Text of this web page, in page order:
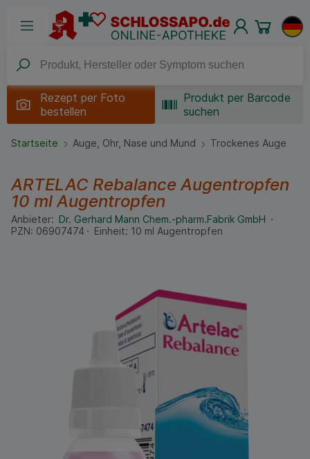
Rezept per Foto
bestellen
Produkt per Barcode
suchen
Startseite Auge, Ohr, Nase und Mund Trockenes Auge
ARTELAC Rebalance Augentropfen
10 mlAugentropfen
Anbieter: Dr. Gerhard Mann Chem.-pharm.Fabrik GmbH
PZN: 06907474 Einheit: 10 ml Augentropfen